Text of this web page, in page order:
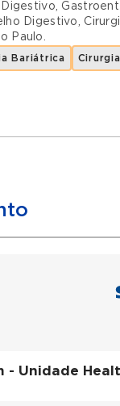
,
Digestivo,
Paulo.
Bariátrica
de Juiz
- Unidade